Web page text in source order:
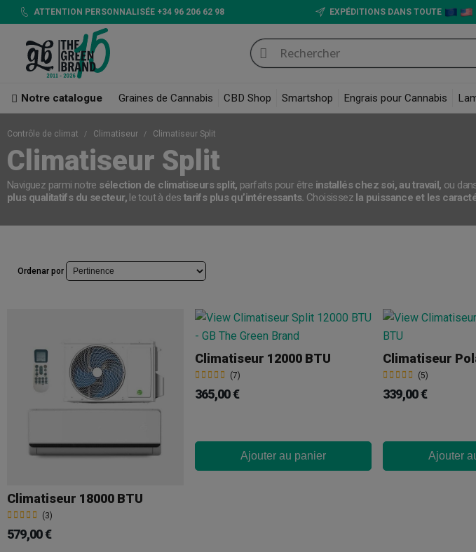
ATTENTION PERSONNALISÉE +34 96 206 62 98 EXPÉDITIONS DANS TOUTE
Notre catalogue Graines de Cannabis CBD Shop Smartshop Engrais pour Cannabis
Contrôle de climat Climatiseur Climatiseur Split
Climatiseur Split
Naviguez parmi notre sélection de climatiseurs split, parfaits pour être installés chez soi,au travail, ou
plus qualitatifs du secteur,le tout à des tarifs plus qu’intéressants. Choisissez la puissance et les
Ordenar por
Climatiseur 18000 BTU
(3)
579,00 €
Climatiseur 12000 BTU
(7)
365,00 €
Ajouter au panier
Climatiseur
(5)
339,00 €
Ajouter